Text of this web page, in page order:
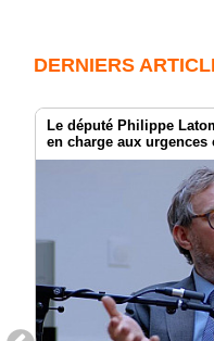
DERNIERS
Le député Philippe
en charge aux urgences